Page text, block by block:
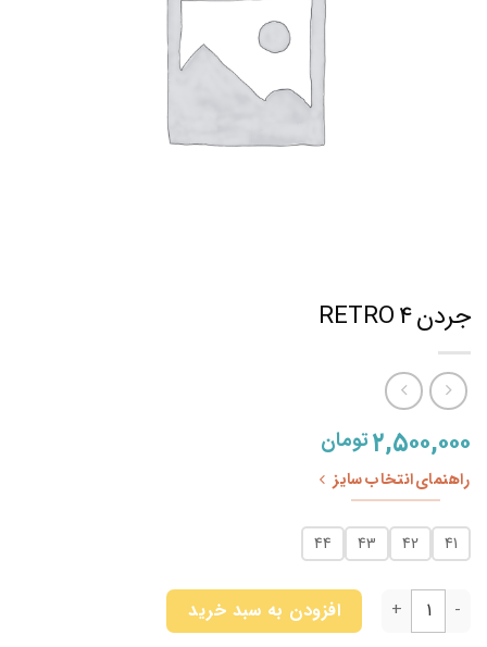
جردن 4 RETRO
۲,۵۰۰,۰۰۰تومان
راهنمای انتخاب سایز
41
42
43
44
افزودن به سبد خرید